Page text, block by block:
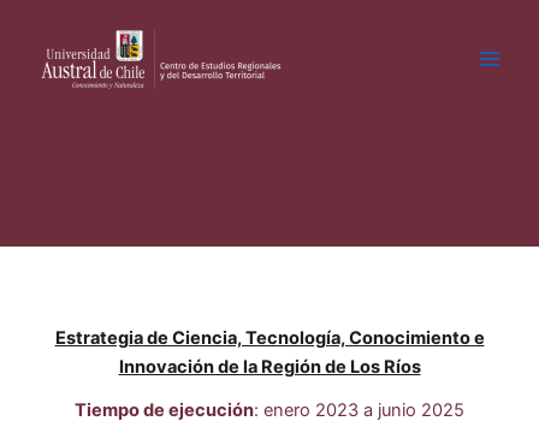
contenido
Estrategia de Ciencia, Tecnología, Conocimiento e
Innovación de la Región de Los Ríos
Tiempo de ejecución: enero 2023 a junio 2025